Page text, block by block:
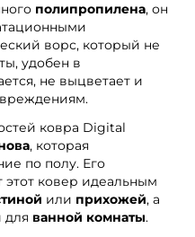
полипропилена, он
ворс, который не
удобен в
не выцветает и
ковра Digital
, которая
по полу. Его
этот ковер идеальным
или прихожей, а
для ванной комнаты.